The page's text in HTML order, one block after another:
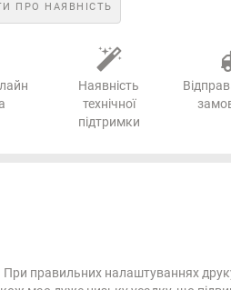
ПРО НАЯВНІСТЬ
Наявність
технічної
підтримки
При правильних налаштуваннях